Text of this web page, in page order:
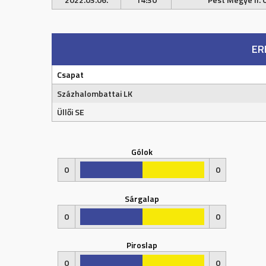
Csapat
Százhalombattai LK
Üllői SE
Gólok
0
0
Sárgalap
0
0
Piroslap
0
0